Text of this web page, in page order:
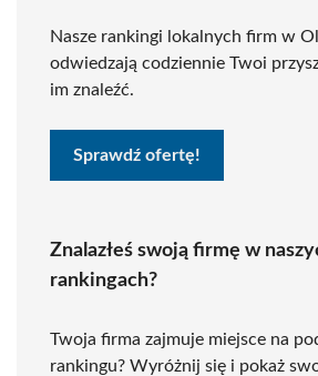
Nasze rankingi lokalnych firm w
odwiedzają codziennie Twoi
im znaleźć.
Sprawdź ofertę!
Znalazłeś swoją firmę w
rankingach?
Twoja firma zajmuje miejsce na
rankingu? Wyróżnij się i pokaż